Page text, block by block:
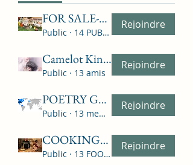
FOR SALE-FLEA MARKET-NO MONIES EXCHANGE ON SITE
Public · 14 PUBLIC
Rejoindre
Camelot Kingdom USA Group "LET'S TALK ABOUT RELIG
Public · 13 amis
Rejoindre
POETRY GROUP - ALL POEMS BY - ? WHOEVER
Public · 13 membres
Rejoindre
COOKING/BAKING/FOOD
Public · 13 FOOD LOVERS
Rejoindre